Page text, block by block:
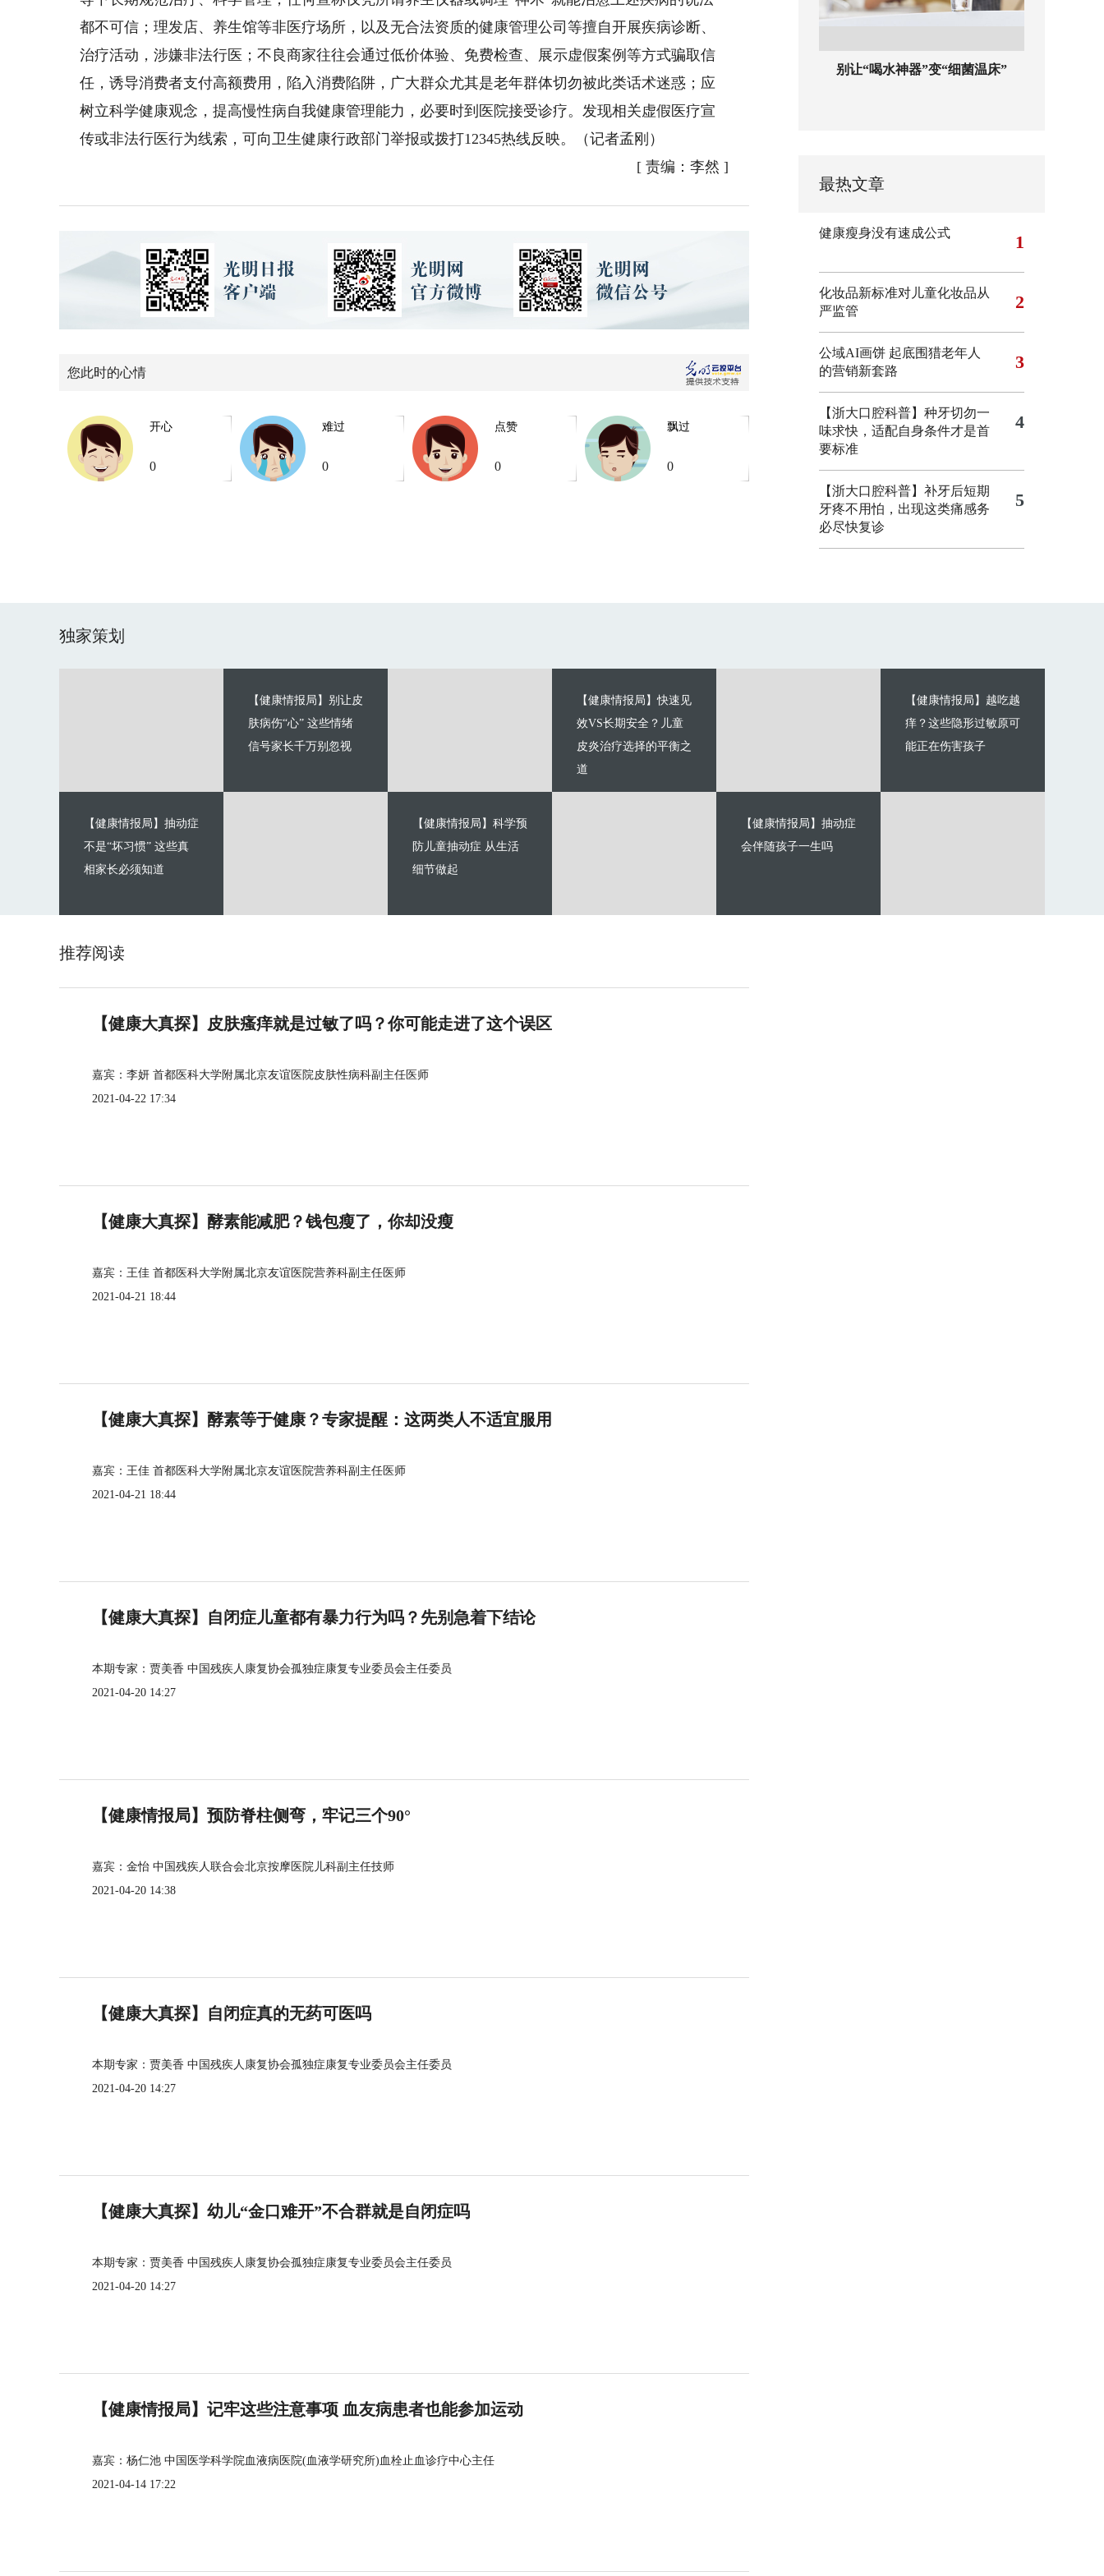
都不可信；理发店、养生馆等非医疗场所，以及无合法资质的健康管理公司等擅自开展疾病诊断、
治疗活动，涉嫌非法行医；不良商家往往会通过低价体验、免费检查、展示虚假案例等方式骗取信
任，诱导消费者支付高额费用，陷入消费陷阱，广大群众尤其是老年群体切勿被此类话术迷惑；应
树立科学健康观念，提高慢性病自我健康管理能力，必要时到医院接受诊疗。发现相关虚假医疗宣
传或非法行医行为线索，可向卫生健康行政部门举报或拨打12345热线反映。（记者孟刚）
[ 责编：李然 ]
您此时的心情
开心
0
难过
0
点赞
0
飘过
0
别让“喝水神器”变“细菌温床”
最热文章
健康瘦身没有速成公式 1
化妆品新标准对儿童化妆品从
严监管
2
公域AI画饼 起底围猎老年人
的营销新套路
3
【浙大口腔科普】种牙切勿一
味求快，适配自身条件才是首
要标准
4
【浙大口腔科普】补牙后短期
牙疼不用怕，出现这类痛感务
必尽快复诊
5
独家策划
【健康情报局】别让皮
肤病伤“心” 这些情绪
信号家长千万别忽视
【健康情报局】抽动症
不是“坏习惯” 这些真
相家长必须知道
【健康情报局】快速见
效VS长期安全？儿童
皮炎治疗选择的平衡之
道
【健康情报局】科学预
防儿童抽动症 从生活
细节做起
【健康情报局】越吃越
痒？这些隐形过敏原可
能正在伤害孩子
【健康情报局】抽动症
会伴随孩子一生吗
推荐阅读
【健康大真探】皮肤瘙痒就是过敏了吗？你可能走进了这个误区
嘉宾：李妍 首都医科大学附属北京友谊医院皮肤性病科副主任医师
2021-04-22 17:34
【健康大真探】酵素能减肥？钱包瘦了，你却没瘦
嘉宾：王佳 首都医科大学附属北京友谊医院营养科副主任医师
2021-04-21 18:44
【健康大真探】酵素等于健康？专家提醒：这两类人不适宜服用
嘉宾：王佳 首都医科大学附属北京友谊医院营养科副主任医师
2021-04-21 18:44
【健康大真探】自闭症儿童都有暴力行为吗？先别急着下结论
本期专家：贾美香 中国残疾人康复协会孤独症康复专业委员会主任委员
2021-04-20 14:27
【健康情报局】预防脊柱侧弯，牢记三个90°
嘉宾：金怡 中国残疾人联合会北京按摩医院儿科副主任技师
2021-04-20 14:38
【健康大真探】自闭症真的无药可医吗
本期专家：贾美香 中国残疾人康复协会孤独症康复专业委员会主任委员
2021-04-20 14:27
【健康大真探】幼儿“金口难开”不合群就是自闭症吗
本期专家：贾美香 中国残疾人康复协会孤独症康复专业委员会主任委员
2021-04-20 14:27
【健康情报局】记牢这些注意事项 血友病患者也能参加运动
嘉宾：杨仁池 中国医学科学院血液病医院(血液学研究所)血栓止血诊疗中心主任
2021-04-14 17:22